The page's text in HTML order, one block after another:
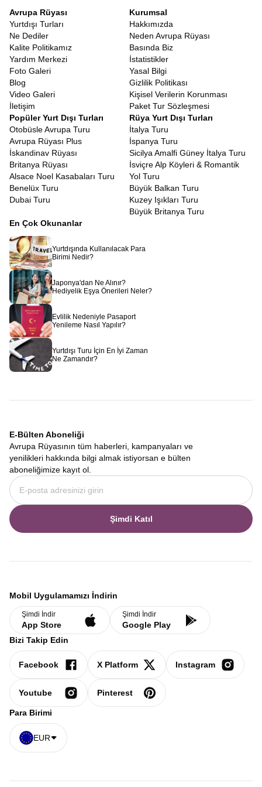
Avrupa Rüyası
Yurtdışı Turları
Ne Dediler
Kalite Politikamız
Yardım Merkezi
Foto Galeri
Blog
Video Galeri
İletişim
Kurumsal
Hakkımızda
Neden Avrupa Rüyası
Basında Biz
İstatistikler
Yasal Bilgi
Gizlilik Politikası
Kişisel Verilerin Korunması
Paket Tur Sözleşmesi
Popüler Yurt Dışı Turları
Otobüsle Avrupa Turu
Avrupa Rüyası Plus
İskandinav Rüyası
Britanya Rüyası
Alsace Noel Kasabaları Turu
Benelüx Turu
Dubai Turu
Rüya Yurt Dışı Turları
İtalya Turu
İspanya Turu
Sicilya Amalfi Güney İtalya Turu
İsviçre Alp Köyleri & Romantik
Yol Turu
Büyük Balkan Turu
Kuzey Işıkları Turu
Büyük Britanya Turu
En Çok Okunanlar
Yurtdışında Kullanılacak Para
Birimi Nedir?
Japonya'dan Ne Alınır?
Hediyelik Eşya Önerileri Neler?
Evlilik Nedeniyle Pasaport
Yenileme Nasıl Yapılır?
Yurtdışı Turu İçin En İyi Zaman
Ne Zamandır?
E-Bülten Aboneliği
Avrupa Rüyasının tüm haberleri, kampanyaları ve
yenilikleri hakkında bilgi almak istiyorsan e bülten
aboneliğimize kayıt ol.
Şimdi Katıl
Mobil Uygulamamızı İndirin
Şimdi İndir
App Store
Şimdi İndir
Google Play
Bizi Takip Edin
Facebook X Platform Instagram
Youtube Pinterest
Para Birimi
EUR